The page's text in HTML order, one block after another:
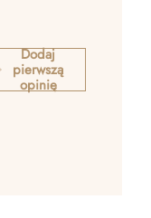
Dodaj
pierwszą
opinię